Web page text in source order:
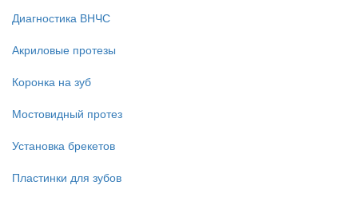
Диагностика ВНЧС
Акриловые протезы
Коронка на зуб
Мостовидный протез
Установка брекетов
Пластинки для зубов